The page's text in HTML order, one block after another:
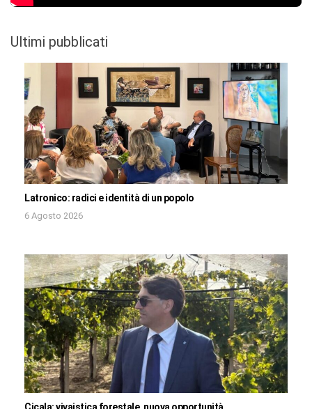
Ultimi pubblicati
Latronico: radici e identità di un popolo
6 Agosto 2026
Cicala: vivaistica forestale, nuova opportunità